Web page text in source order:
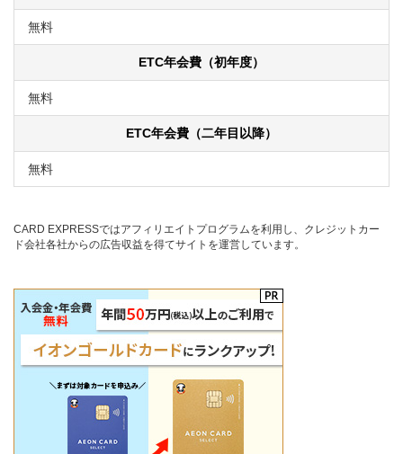
無料
ETC年会費（初年度）
無料
ETC年会費（二年目以降）
無料
CARD EXPRESSではアフィリエイトプログラムを利用し、クレジットカー
ド会社各社からの広告収益を得てサイトを運営しています。